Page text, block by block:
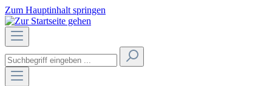
Zum Hauptinhalt springen